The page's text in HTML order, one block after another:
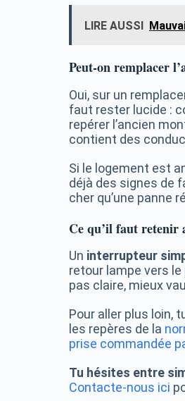
LIRE AUSSI
Peut-on remplacer
Oui, sur un
faut rester lucide :
repérer l’ancien
contient des
Si le logement est
déjà des signes de
cher qu’une panne
Ce qu’il faut retenir
Un interrupteur
retour lampe vers le
pas claire, mieux
Pour aller plus loin,
les repères de la
prise commandée
Tu hésites entre
Contacte-nous ici